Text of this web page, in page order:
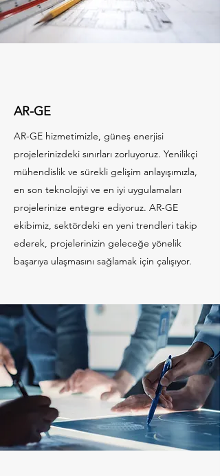
AR-GE
AR-GE hizmetimizle, güneş enerjisi
projelerinizdeki sınırları zorluyoruz. Yenilikçi
mühendislik ve sürekli gelişim anlayışımızla,
en son teknolojiyi ve en iyi uygulamaları
projelerinize entegre ediyoruz. AR-GE
ekibimiz, sektördeki en yeni trendleri takip
ederek, projelerinizin geleceğe yönelik
başarıya ulaşmasını sağlamak için çalışıyor.